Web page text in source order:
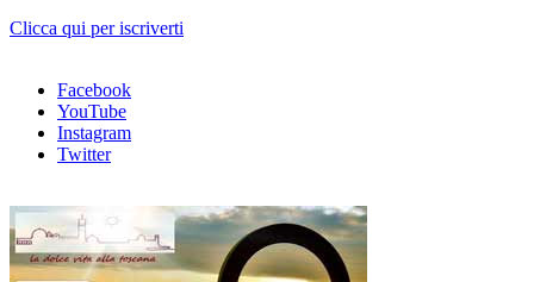
Clicca qui per iscriverti
Facebook
YouTube
Instagram
Twitter